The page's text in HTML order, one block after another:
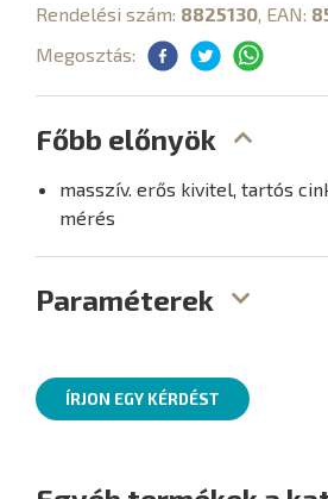
Rendelési szám: 8825130 , EAN:
Megosztás:
Főbb előnyök
masszív. erős kivitel, tartós
mérés
Paraméterek
ÍRJON EGY KÉRDÉST